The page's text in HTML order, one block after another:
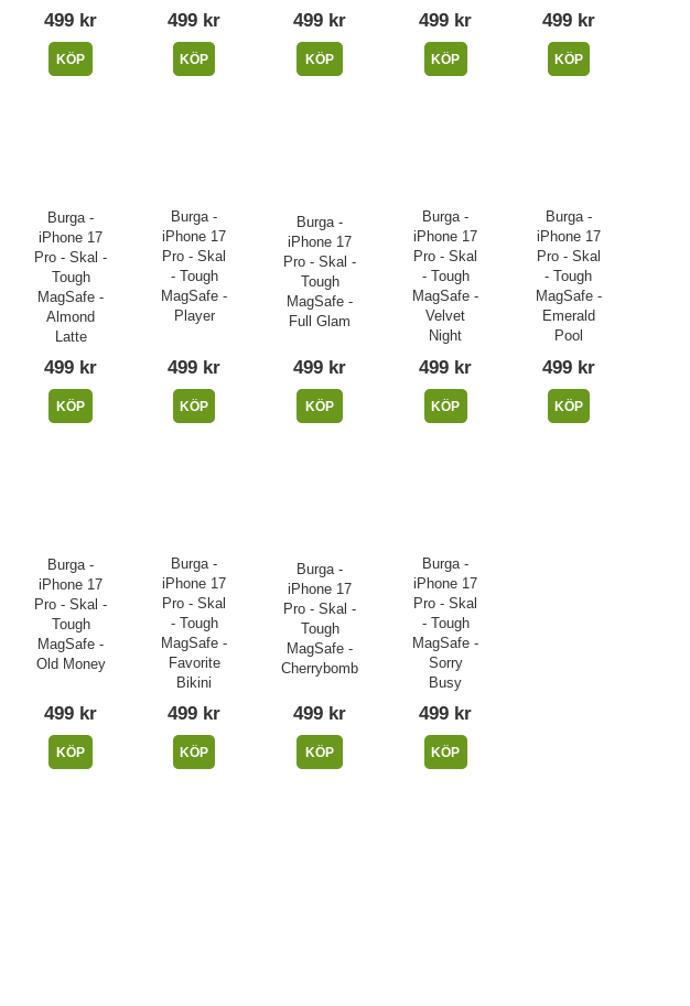
499 kr
KÖP
499 kr
KÖP
499 kr
KÖP
499 kr
KÖP
499 kr
KÖP
Burga -
iPhone 17
Pro - Skal -
Tough
MagSafe -
Almond
Latte
499 kr
KÖP
Burga -
iPhone 17
Pro - Skal
- Tough
MagSafe -
Player
499 kr
KÖP
Burga -
iPhone 17
Pro - Skal -
Tough
MagSafe -
Full Glam
499 kr
KÖP
Burga -
iPhone 17
Pro - Skal
- Tough
MagSafe -
Velvet
Night
499 kr
KÖP
Burga -
iPhone 17
Pro - Skal
- Tough
MagSafe -
Emerald
Pool
499 kr
KÖP
Burga -
iPhone 17
Pro - Skal -
Tough
MagSafe -
Old Money
499 kr
KÖP
Burga -
iPhone 17
Pro - Skal
- Tough
MagSafe -
Favorite
Bikini
499 kr
KÖP
Burga -
iPhone 17
Pro - Skal -
Tough
MagSafe -
Cherrybomb
499 kr
KÖP
Burga -
iPhone 17
Pro - Skal
- Tough
MagSafe -
Sorry
Busy
499 kr
KÖP